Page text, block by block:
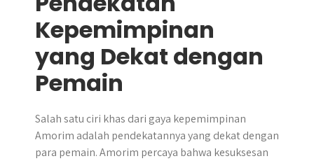
Kepemimpinan
yang Dekat dengan
Pemain
Salah satu ciri khas dari gaya kepemimpinan
Amorim adalah pendekatannya yang dekat dengan
para pemain. Amorim percaya bahwa kesuksesan